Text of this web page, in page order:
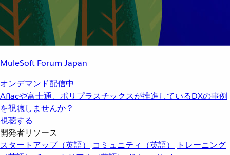
MuleSoft Forum Japan
オンデマンド配信中
Aflacや富士通、ポリプラスチックスが推進しているDXの事例
を視聴しませんか？
視聴する
開発者リソース
スタートアップ（英語）
コミュニティ（英語）
トレーニング